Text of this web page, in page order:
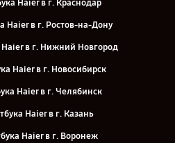
Haier в г. Краснодар
Haier в г. Ростов-на-Дону
Haier в г. Нижний Новгород
Haier в г. Новосибирск
Haier в г. Челябинск
Haier в г. Казань
Haier в г. Воронеж